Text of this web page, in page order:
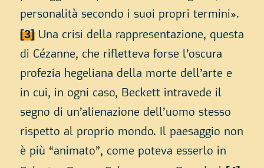
personalità secondo i suoi propri termini».
[3]Una crisi della rappresentazione, questa
di Cézanne, che rifletteva forse l’oscura
profezia hegeliana della morte dell’arte e
in cui, in ogni caso, Beckett intravede il
segno di un’alienazione dell’uomo stesso
rispetto al proprio mondo. Il paesaggio non
è più “animato”, come poteva esserlo in